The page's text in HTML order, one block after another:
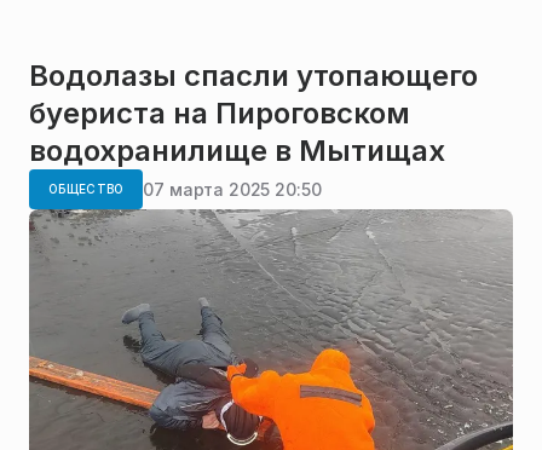
Водолазы спасли утопающего
буериста на Пироговском
водохранилище в Мытищах
ОБЩЕСТВО 07 марта 2025 20:50